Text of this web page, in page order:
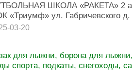
ШКОЛА «РАКЕТА» 2
«Триумф» ул. Габричевского д.
03-20
для лыжни, борона для
спорта, подкаты, снегоходы,